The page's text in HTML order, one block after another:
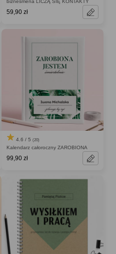
biznesmena LICZĄ SIĘ KONTAKTY
59,90 zł
4.6 / 5 (20)
Kalendarz całoroczny ZAROBIONA
99,90 zł